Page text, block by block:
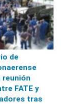
de
reunión
FATE y
tras